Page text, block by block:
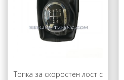
Топка за скоростен лост с